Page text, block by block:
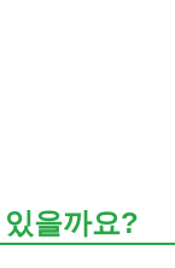
을까요?